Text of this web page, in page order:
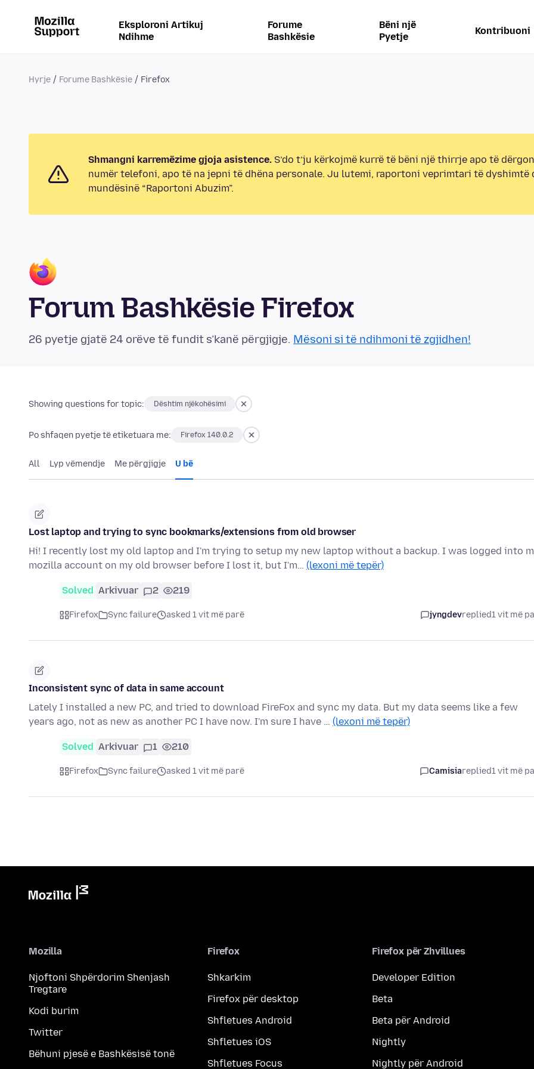
Eksploroni Artikuj
Ndihme
Forume
Bashkësie
Bëni një
Pyetje
Kontribuoni
Hyrje Forume Bashkësie Firefox
Shmangni karremëzime gjoja asistence. S’do t’ju kërkojmë kurrë të bëni një thirrje apo të
numër telefoni, apo të na jepni të dhëna personale. Ju lutemi, raportoni veprimtari të dyshimtë
mundësinë “Raportoni Abuzim”.
Forum Bashkësie Firefox
26 pyetje gjatë 24 orëve të fundit s’kanë përgjigje. Mësoni si të ndihmoni të zgjidhen!
Showing questions for topic: Dështim njëkohësimi
Po shfaqen pyetje të etiketuara me: Firefox 140.0.2
All Lyp vëmendje Me përgjigje U bë
Lost laptop and trying to sync bookmarks/extensions from old browser
Hi! I recently lost my old laptop and I'm trying to setup my new laptop without a backup. I was logged into
mozilla account on my old browser before I lost it, but I'm… (lexoni më tepër)
Solved Arkivuar 2 219
Firefox Sync failure asked 1 vit më parë jyngdevreplied1 vit më
Inconsistent sync of data in same account
Lately I installed a new PC, and tried to download FireFox and sync my data. But my data seems like a few
years ago, not as new as another PC I have now. I'm sure I have … (lexoni më tepër)
Solved Arkivuar 1 210
Firefox Sync failure asked 1 vit më parë Camisiareplied1 vit më
Mozilla
Njoftoni Shpërdorim Shenjash
Tregtare
Kodi burim
Twitter
Bëhuni pjesë e Bashkësisë tonë
Firefox
Shkarkim
Firefox për desktop
Shfletues Android
Shfletues iOS
Shfletues Focus
Firefox për Zhvillues
Developer Edition
Beta
Beta për Android
Nightly
Nightly për Android